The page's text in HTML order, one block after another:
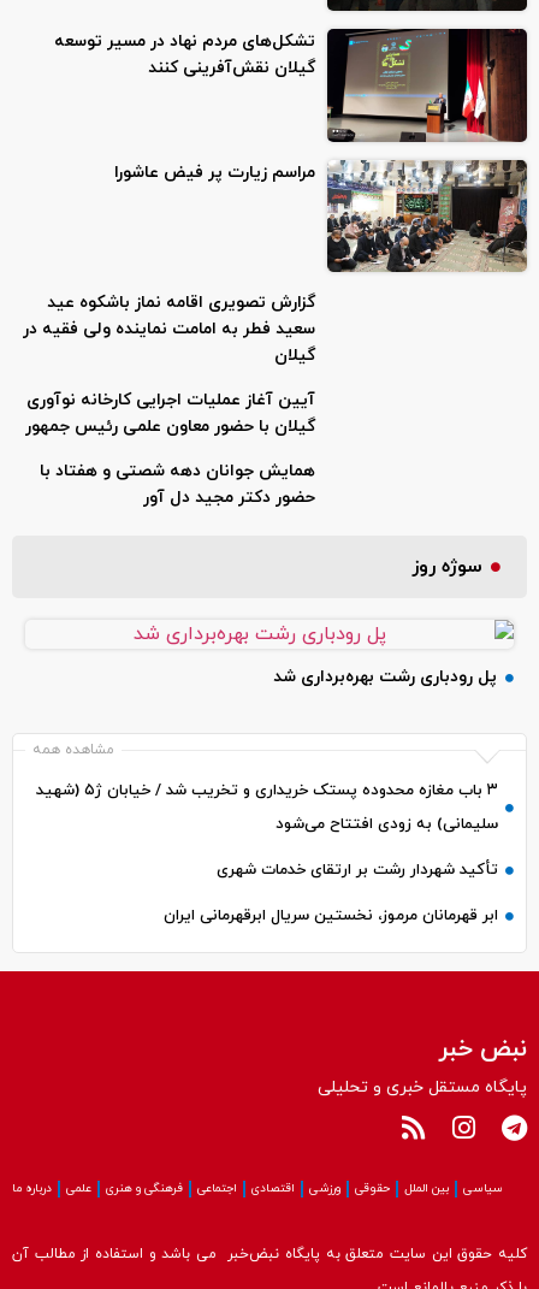
تشکل‌های مردم نهاد در مسیر توسعه
گیلان نقش‌آفرینی کنند
مراسم زیارت پر فیض عاشورا
گزارش تصویری اقامه نماز باشکوه عید
سعید فطر به امامت نماینده ولی فقیه در
گیلان
آیین آغاز عملیات اجرایی کارخانه نوآوری
گیلان با حضور معاون علمی رئیس جمهور
همایش جوانان دهه شصتی و هفتاد با
حضور دکتر مجید دل آور
سوژه روز
پل رودباری رشت بهره‌برداری شد
مشاهده همه
۳ باب مغازه محدوده پستک خریداری و تخریب شد / خیابان ژ۵ (شهید
سلیمانی) به زودی افتتاح می‌شود
تأکید شهردار رشت بر ارتقای خدمات شهری
ابر قهرمانان مرموز، نخستین سریال ابرقهرمانی ایران
نبض خبر
پایگاه مستقل خبری و تحلیلی
سیاسی بین الملل حقوقی ورزشی اقتصادی اجتماعی فرهنگی و هنری علمی درباره ما
کلیه حقوق این سایت متعلق به پایگاه نبض‌خبر می باشد و استفاده از مطالب آن